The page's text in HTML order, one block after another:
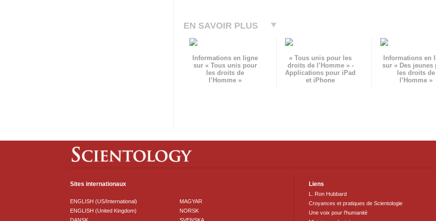
EN SAVOIR PLUS
Informations en ligne
sur « Tous unis pour
les droits de
l’Homme »
« Tous unis pour les
droits de l’Homme » -
Applications pour iPad
et iPhone
Informations en
sur « Des jeunes
les droits de
l’Homme »
Sites internationaux
ENGLISH (US/International)
ENGLISH (United Kingdom)
MAGYAR
NORSK
Liens
L. Ron Hubbard
Croyances et pratiques de Scientologie
Une voix pour l’humanité